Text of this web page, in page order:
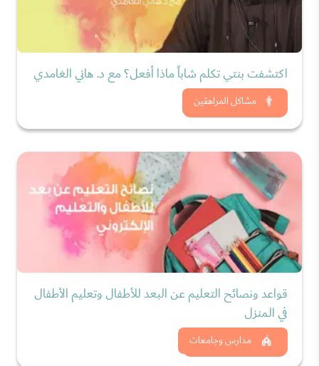
مشاكل المراهقين
اكتشفت بنتي تكلم شاباً ماذا أفعل؟ مع د. هاني الغامدي
شاهد الان
مدارس وجامعات
قواعد ونصائح التعليم عن البعد للأطفال وتعليم الأطفال
في المنزل
شاهد الان